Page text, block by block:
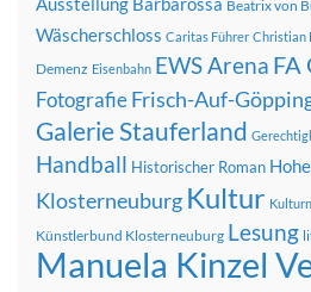
Beatrix von
Wäscherschloss Caritas Führer Christian
Demenz Eisenbahn EWS Arena FA
FotografieFrisch-Auf-
Galerie Stauferland
Handball Historischer Roman
Klosterneuburg Kultur
Künstlerbund Klosterneuburg Lesung
Manuela Kinzel